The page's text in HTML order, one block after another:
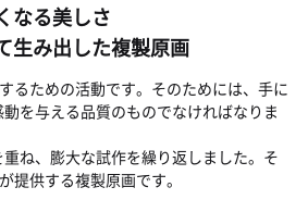
なる美しさ
生み出した複製原画
るための活動です。そのためには、手に
を与える品質のものでなければなりま
ね、膨大な試作を繰り返しました。そ
提供する複製原画です。